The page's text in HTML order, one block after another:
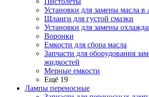
Установки для замены масла
Шланги для густой смазки
Установки для замены
Воронки
Емкости для сбора масла
Запчасти для оборудования
жидкостей
Мерные емкости
Ещё 19
Лампы переносные